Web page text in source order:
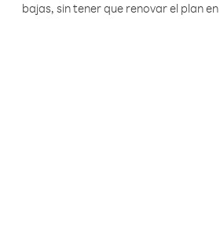
bajas, sin tener que renovar el plan